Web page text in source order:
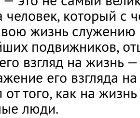
человек, который с
жизнь
подвижников,
взгляд на жизнь
его взгляда
от того, как на
люди.